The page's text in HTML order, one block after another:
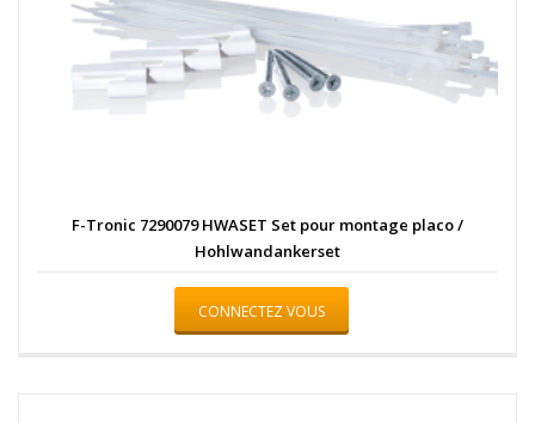
F-Tronic 7290079 HWASET Set pour montage placo /
Hohlwandankerset
CONNECTEZ VOUS